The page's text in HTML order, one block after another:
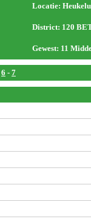
Locatie:
District: 120
Gewest: 11
6 - 7